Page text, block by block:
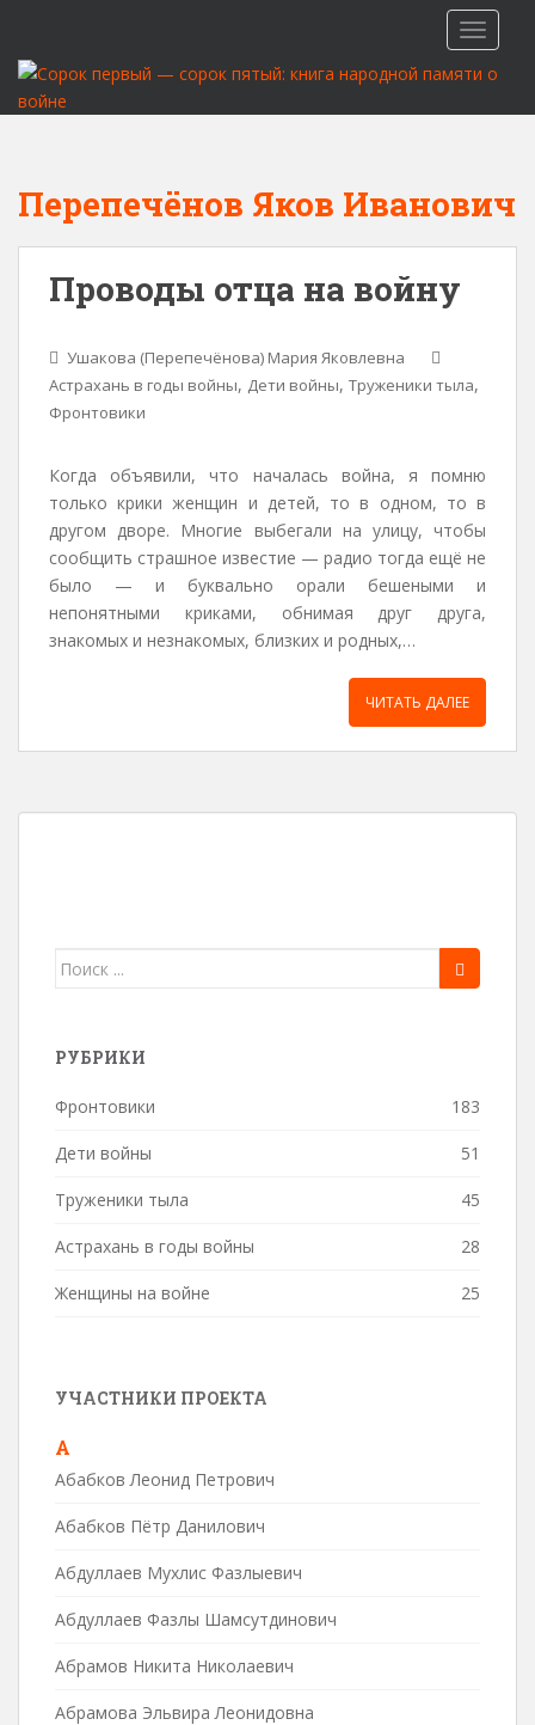
t
Перепечёнов Яков Иванович
Проводы отца на войну
Ушакова (Перепечёнова) Мария Яковлевна
Астрахань в годы войны, Дети войны, Труженики тыла,
Фронтовики
Когда объявили, что началась война, я помню
только крики женщин и детей, то в одном, то в
другом дворе. Многие выбегали на улицу, чтобы
сообщить страшное известие — радио тогда ещё не
было — и буквально орали бешеными и
непонятными криками, обнимая друг друга,
знакомых и незнакомых, близких и родных,…
ЧИТАТЬ ДАЛЕЕ
Поиск
РУБРИКИ
Фронтовики 183
Дети войны 51
Труженики тыла 45
Астрахань в годы войны 28
Женщины на войне 25
УЧАСТНИКИ ПРОЕКТА
А
Абабков Леонид Петрович
Абабков Пётр Данилович
Абдуллаев Мухлис Фазлыевич
Абдуллаев Фазлы Шамсутдинович
Абрамов Никита Николаевич
Абрамова Эльвира Леонидовна